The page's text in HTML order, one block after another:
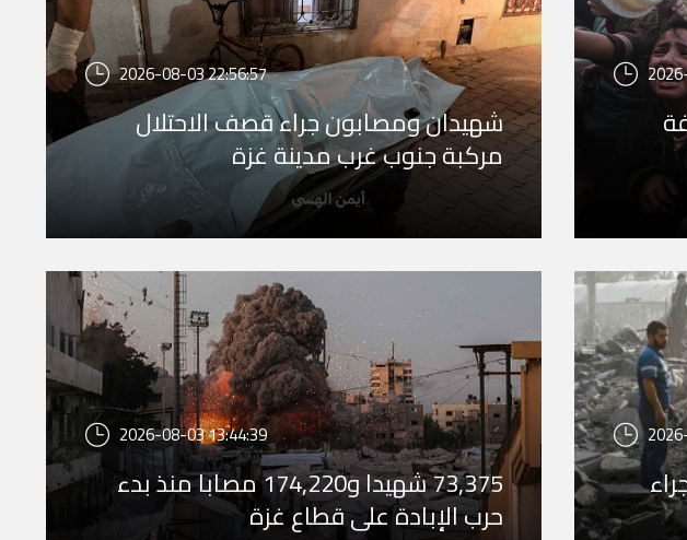
2026-08-03 22:56:57
شهيدان ومصابون جراء قصف الاحتلال
مركبة جنوب غرب مدينة غزة
2026-08-03 13:44:39
73,375 شهيدا و174,220 مصابا منذ بدء
حرب الإبادة على قطاع غزة